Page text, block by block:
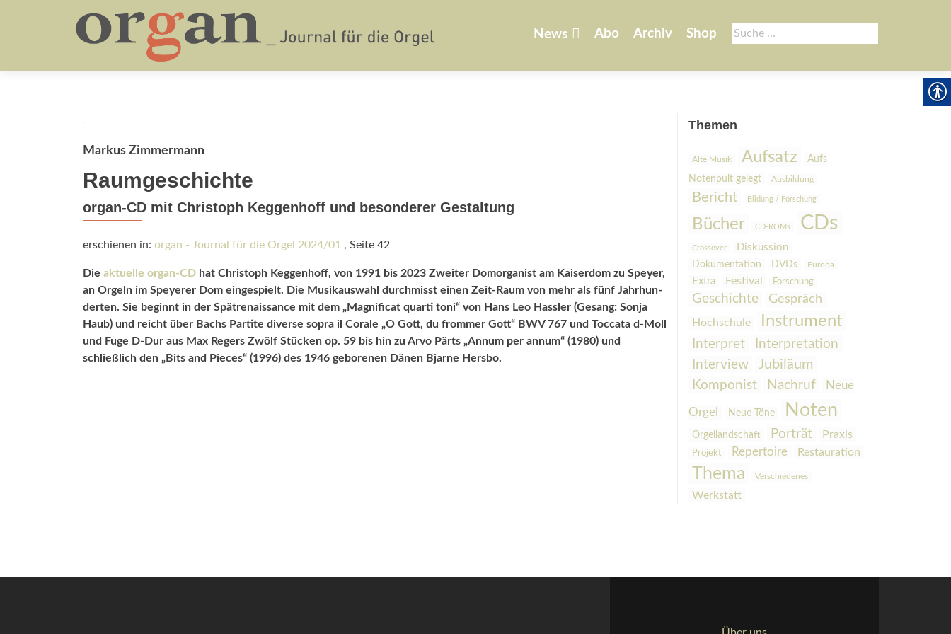
Suche
nach:
springen
News Abo Archiv Shop
Markus Zimmermann
Raumgeschichte
organ-CD mit Christoph Keggenhoff und besonderer Gestaltung
erschienen in: organ - Journal für die Orgel 2024/01 , Seite 42
Die aktuelle organ-CD hat Christoph Keggenhoff, von 1991 bis 2023 Zweiter Domorganist am Kaiserdom zu Speyer,
an Orgeln im Speyerer Dom eingespielt. Die Musikauswahl durchmisst einen Zeit-Raum von mehr als fünf Jahr­hun­
derten. Sie beginnt in der Spätrenaissance mit dem „Magnificat quarti toni“ von Hans Leo Hassler (Gesang: Sonja
Haub) und reicht über Bachs Partite diverse sopra il Corale „O Gott, du frommer Gott“ BWV 767 und Toccata d-Moll
und Fuge D-Dur aus Max Regers Zwölf Stücken op. 59 bis hin zu Arvo Pärts „Annum per annum“ (1980) und
schließlich den „Bits and Pieces“ (1996) des 1946 geborenen Dänen Bjarne Hersbo.
Themen
Alte Musik Aufsatz
Aufs
Notenpult gelegt
Ausbildung
Bericht Bildung / Forschung
Bücher CD-ROMs CDs
Crossover Diskussion
Dokumentation DVDs Europa
Extra Festival Forschung
Geschichte Gespräch
Hochschule Instrument
Interpret
Interpretation
Interview
Jubiläum
Komponist
Nachruf Neue
Orgel Neue Töne Noten
Orgellandschaft Porträt Praxis
Projekt Repertoire Restauration
Thema Verschiedenes
Werkstatt